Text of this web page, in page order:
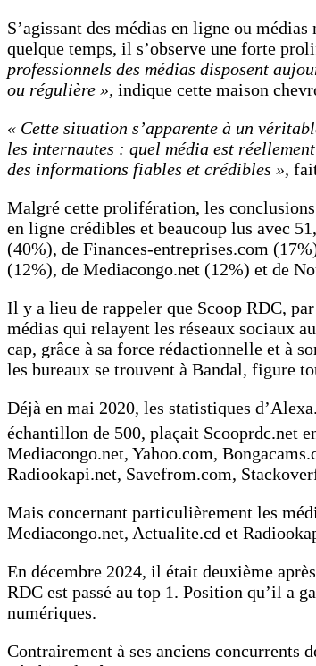
S’agissant des médias en ligne ou
quelque temps, il s’observe une forte
professionnels des médias disposent
ou régulière », indique cette maison
« Cette situation s’apparente à un
les internautes : quel média est
des informations fiables et crédibles »,
Malgré cette prolifération, les conclusions
en ligne crédibles et beaucoup lus avec
(40%), de Finances-entreprises.com
(12%), de Mediacongo.net (12%) et de
Il y a lieu de rappeler que Scoop RDC,
médias qui relayent les réseaux sociaux
cap, grâce à sa force rédactionnelle et à
les bureaux se trouvent à Bandal, figure
Déjà en mai 2020, les statistiques
échantillon de 500, plaçait Scooprdc.net
Mediacongo.net, Yahoo.com,
Radiookapi.net, Savefrom.com,
Mais concernant particulièrement les
Mediacongo.net, Actualite.cd et
En décembre 2024, il était deuxième
RDC est passé au top 1. Position qu’il a
numériques.
Contrairement à ses anciens